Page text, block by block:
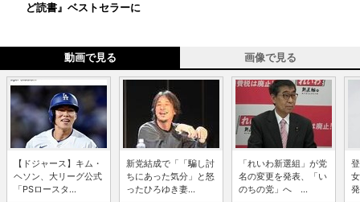
ど読書』ベストセラーに
動画で見る 画像で見る
【ドジャース】キム・
ヘソン、大リーグ公式
「PSロースタ...
新党結成で「「騙し討
ちにあった気分」と怒
ったひろゆき妻...
「れいわ新選組」が党
名の変更を発表、「い
のちの党」へ ...